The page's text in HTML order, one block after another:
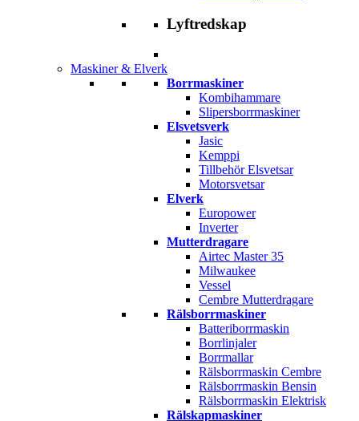
Lyftredskap
Maskiner & Elverk
Borrmaskiner
Kombihammare
Slipersborrmaskiner
Elsvetsverk
Jasic
Kemppi
Tillbehör Elsvetsar
Motorsvetsar
Elverk
Europower
Inverter
Mutterdragare
Airtec Master 35
Milwaukee
Vessel
Cembre Mutterdragare
Rälsborrmaskiner
Batteriborrmaskin
Borrlinjaler
Borrmallar
Rälsborrmaskin Cembre
Rälsborrmaskin Bensin
Rälsborrmaskin Elektrisk
Rälskapmaskiner